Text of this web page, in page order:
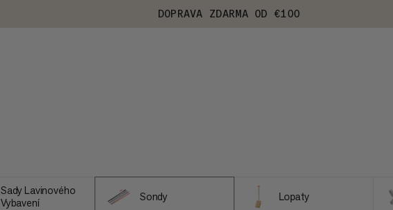
DOPRAVA ZDARMA OD €100
Sady Lavinového
Vybavení
Sondy Lopaty